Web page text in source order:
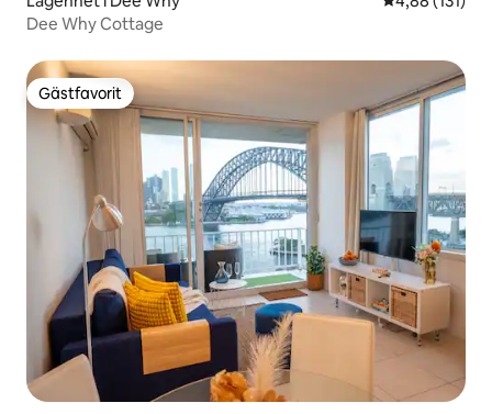
Dee Why Cottage
Gästfavorit
Gästfavorit